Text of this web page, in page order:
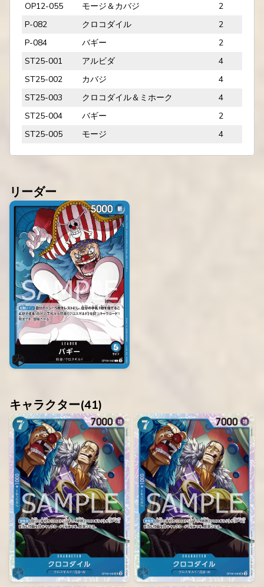
OP12-055
モージ＆カバジ
2
P-082
クロコダイル
2
P-084
バギー
2
ST25-001
アルビダ
4
ST25-002
カバジ
4
ST25-003
クロコダイル＆ミホーク
4
ST25-004
バギー
2
ST25-005
モージ 4
リーダー
キャラクター(41)